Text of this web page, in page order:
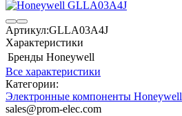
Артикул:GLLA03A4J
Характеристики
Бренды Honeywell
Все характеристики
Категории:
Электронные компоненты Honeywell
sales@prom-elec.com